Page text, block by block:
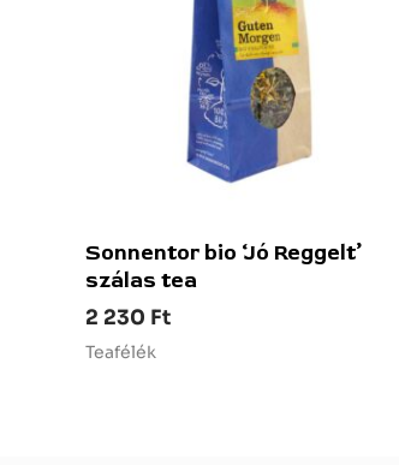
Sonnentor bio ‘Jó Reggelt’
szálas tea
2 230 Ft
Teafélék